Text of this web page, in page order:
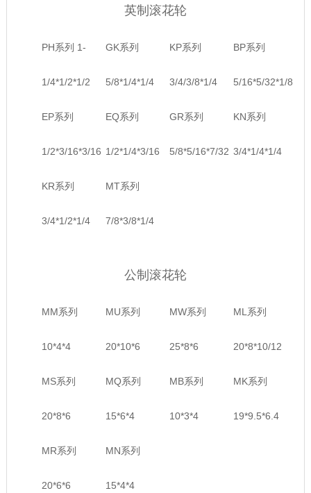
英制滚花轮
PH系列 1-
1/4*1/2*1/2
GK系列
5/8*1/4*1/4
KP系列
3/4/3/8*1/4
BP系列
5/16*5/32*1/8
EP系列
1/2*3/16*3/16
EQ系列
1/2*1/4*3/16
GR系列
5/8*5/16*7/32
KN系列
3/4*1/4*1/4
KR系列
3/4*1/2*1/4
MT系列
7/8*3/8*1/4
公制滚花轮
MM系列
10*4*4
MU系列
20*10*6
MW系列
25*8*6
ML系列
20*8*10/12
MS系列
20*8*6
MQ系列
15*6*4
MB系列
10*3*4
MK系列
19*9.5*6.4
MR系列
20*6*6
MN系列
15*4*4